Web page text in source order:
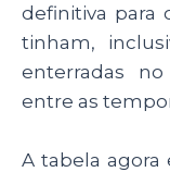
definitiva para
tinham,
enterradas
entre as
A tabela agora